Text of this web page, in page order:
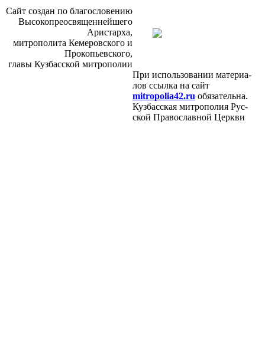
Сайт со­здан по бла­го­сло­ве­нию
Вы­со­ко­прео­свя­щен­ней­ше­го
Ари­стар­ха,
мит­ро­по­ли­та Ке­ме­ров­ско­го и
Про­ко­пьев­ско­го,
гла­вы Куз­бас­ской мит­ро­по­лии
При ис­поль­зо­ва­нии ма­те­ри­а­
лов ссыл­ка на сайт
mitropolia42.ru обя­за­тель­на.
Куз­бас­ская мит­ро­по­лия Рус­
ской Пра­во­слав­ной Церк­ви